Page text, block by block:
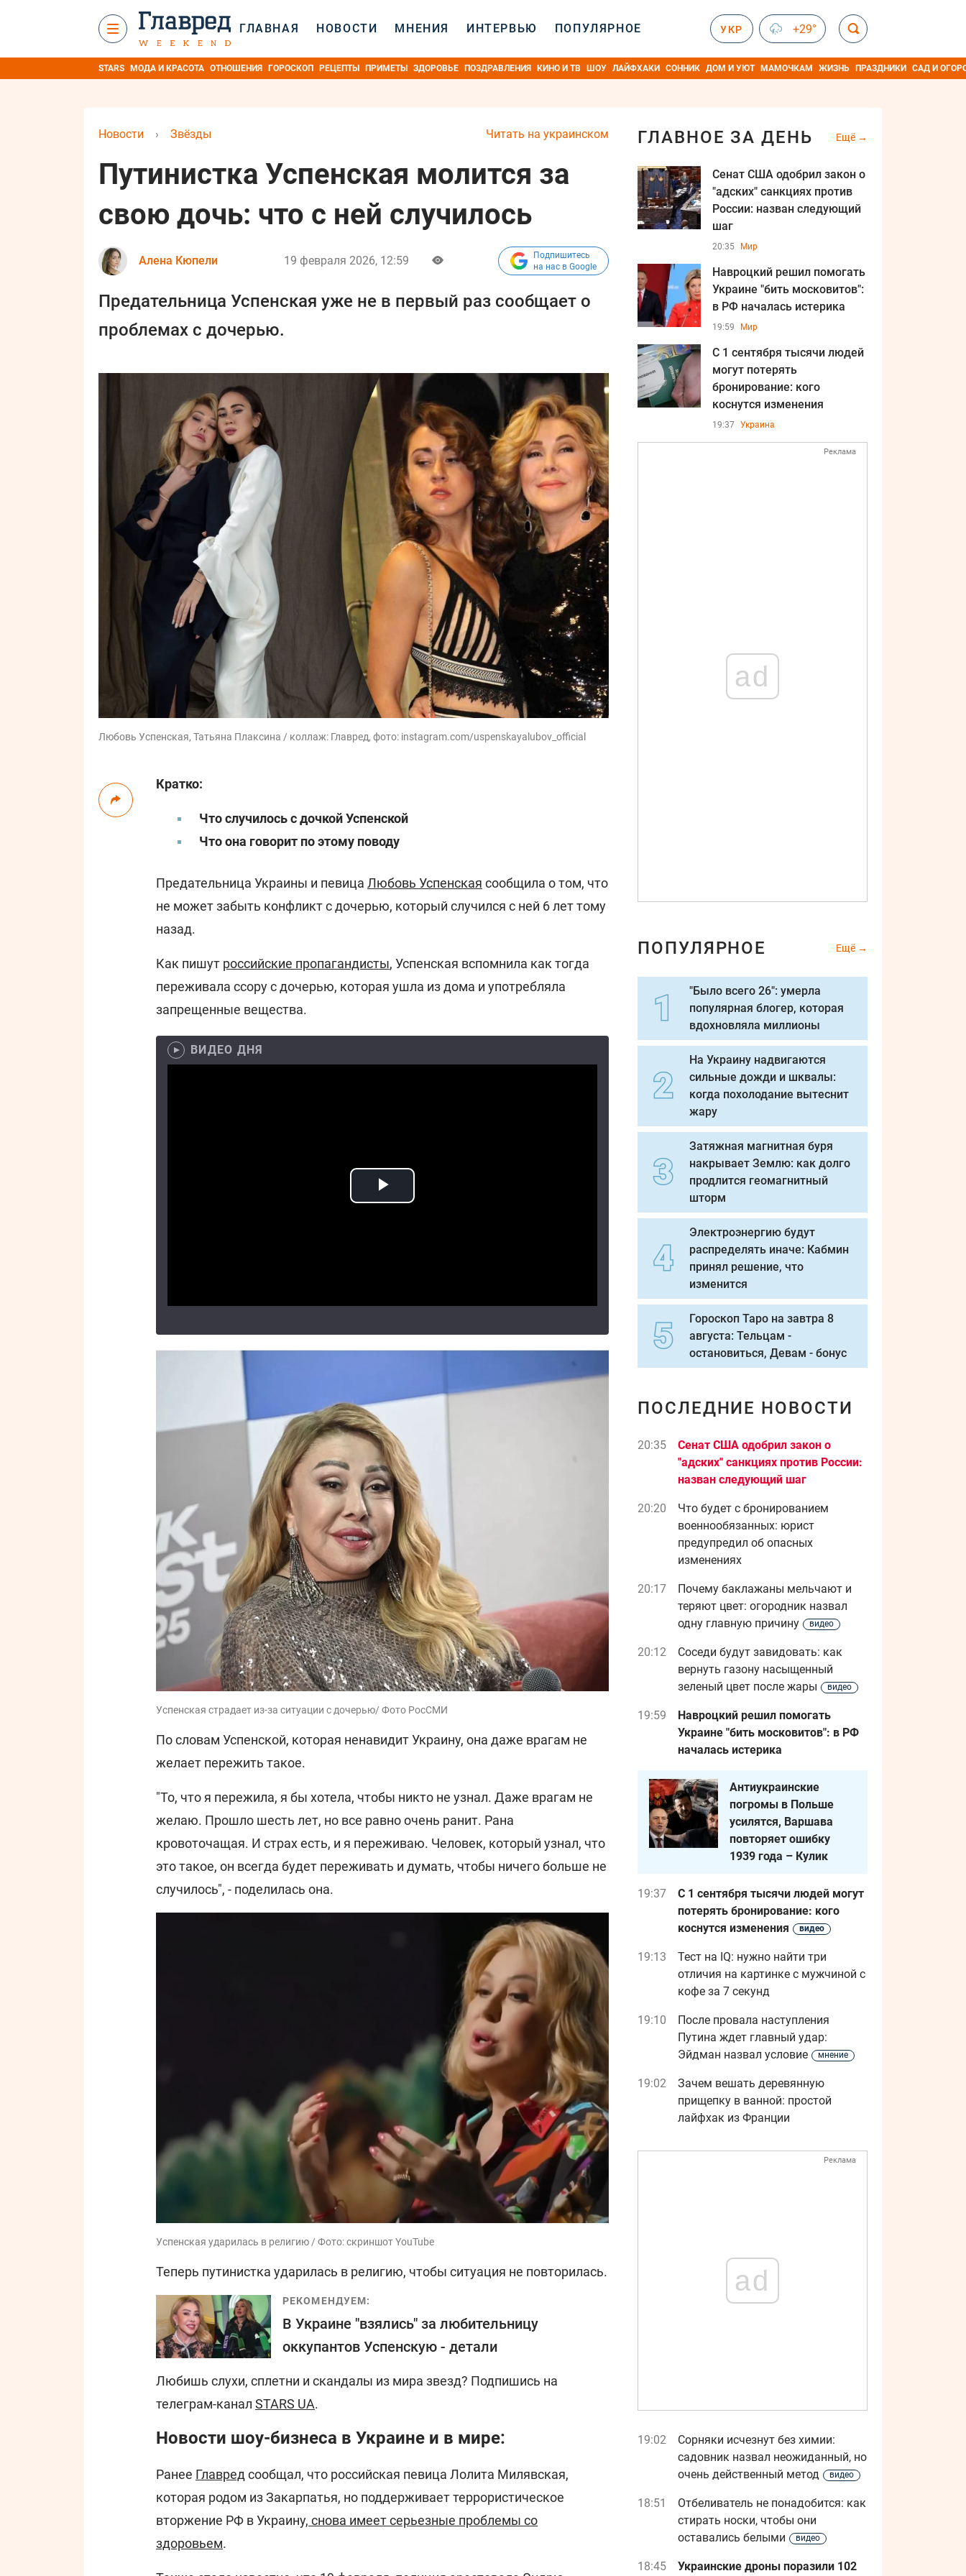
ГЛАВНАЯ НОВОСТИ МНЕНИЯ ИНТЕРВЬЮ ПОПУЛЯРНОЕ УКР +29°
STARS МОДА И КРАСОТА ОТНОШЕНИЯ ГОРОСКОП РЕЦЕПТЫ ПРИМЕТЫ ЗДОРОВЬЕ ПОЗДРАВЛЕНИЯ КИНО И ТВ ШОУ ЛАЙФХАКИ СОННИК ДОМ И УЮТ МАМОЧКАМ ЖИЗНЬ ПРАЗДНИКИ САД И
Читать на украинском
Новости › Звёзды
Путинистка Успенская молится за
свою дочь: что с ней случилось
Алена Кюпели 19 февраля 2026, 12:59
Подпишитесь
на нас в Google
Предательница Успенская уже не в первый раз сообщает о
проблемах с дочерью.
Любовь Успенская, Татьяна Плаксина / коллаж: Главред, фото: instagram.com/uspenskayalubov_official
Кратко:
Что случилось с дочкой Успенской
Что она говорит по этому поводу
Предательница Украины и певица Любовь Успенская сообщила о том, что
не может забыть конфликт с дочерью, который случился с ней 6 лет тому
назад.
Как пишут российские пропагандисты, Успенская вспомнила как тогда
переживала ссору с дочерью, которая ушла из дома и употребляла
запрещенные вещества.
ВИДЕО ДНЯ
Успенская страдает из-за ситуации с дочерью/ Фото РосСМИ
По словам Успенской, которая ненавидит Украину, она даже врагам не
желает пережить такое.
"То, что я пережила, я бы хотела, чтобы никто не узнал. Даже врагам не
желаю. Прошло шесть лет, но все равно очень ранит. Рана
кровоточащая. И страх есть, и я переживаю. Человек, который узнал, что
это такое, он всегда будет переживать и думать, чтобы ничего больше не
случилось", - поделилась она.
Успенская ударилась в религию / Фото: скриншот YouTube
Теперь путинистка ударилась в религию, чтобы ситуация не повторилась.
РЕКОМЕНДУЕМ:
В Украине "взялись" за любительницу
оккупантов Успенскую - детали
Любишь слухи, сплетни и скандалы из мира звезд? Подпишись на
телеграм-канал STARS UA.
Новости шоу-бизнеса в Украине и в мире:
Ранее Главредсообщал, что российская певица Лолита Милявская,
которая родом из Закарпатья, но поддерживает террористическое
вторжение РФ в Украину, снова имеет серьезные проблемы со
здоровьем.
ГЛАВНОЕ ЗА ДЕНЬ Ещё
Сенат США одобрил закон о
"адских" санкциях против
России: назван следующий
шаг
20:35 Мир
Навроцкий решил помогать
Украине "бить московитов":
в РФ началась истерика
19:59 Мир
С 1 сентября тысячи людей
могут потерять
бронирование: кого
коснутся изменения
19:37 Украина
Реклама
ad
ПОПУЛЯРНОЕ Ещё
"Было всего 26": умерла
популярная блогер, которая
вдохновляла миллионы
На Украину надвигаются
сильные дожди и шквалы:
когда похолодание вытеснит
жару
Затяжная магнитная буря
накрывает Землю: как долго
продлится геомагнитный
шторм
Электроэнергию будут
распределять иначе: Кабмин
принял решение, что
изменится
Гороскоп Таро на завтра 8
августа: Тельцам -
остановиться, Девам - бонус
ПОСЛЕДНИЕ НОВОСТИ
20:35
Сенат США одобрил закон о
"адских" санкциях против России:
назван следующий шаг
20:20
Что будет с бронированием
военнообязанных: юрист
предупредил об опасных
изменениях
20:17
Почему баклажаны мельчают и
теряют цвет: огородник назвал
одну главную причину
видео
20:12
Соседи будут завидовать: как
вернуть газону насыщенный
зеленый цвет после жары
видео
19:59
Навроцкий решил помогать
Украине "бить московитов": в РФ
началась истерика
Антиукраинские
погромы в Польше
усилятся, Варшава
повторяет ошибку
1939 года – Кулик
19:37
С 1 сентября тысячи людей могут
потерять бронирование: кого
коснутся изменения
видео
19:13
Тест на IQ: нужно найти три
отличия на картинке с мужчиной с
кофе за 7 секунд
19:10
После провала наступления
Путина ждет главный удар:
Эйдман назвал условие
мнение
19:02
Зачем вешать деревянную
прищепку в ванной: простой
лайфхак из Франции
Реклама
ad
19:02
Сорняки исчезнут без химии:
садовник назвал неожиданный, но
очень действенный метод
видео
18:51
Отбеливатель не понадобится: как
стирать носки, чтобы они
оставались белыми
видео
18:45 Украинские дроны поразили 102